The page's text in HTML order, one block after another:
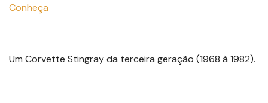
Conheça
Um Corvette Stingray da terceira geração (1968 à 1982).